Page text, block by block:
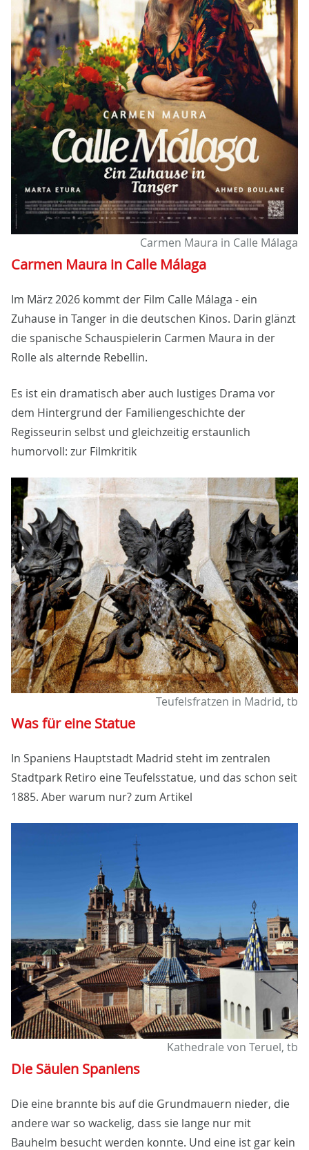
Carmen Maura in Calle Málaga
Carmen Maura in Calle Málaga
Im März 2026 kommt der Film Calle Málaga - ein
Zuhause in Tanger in die deutschen Kinos. Darin glänzt
die spanische Schauspielerin Carmen Maura in der
Rolle als alternde Rebellin.
Es ist ein dramatisch aber auch lustiges Drama vor
dem Hintergrund der Familiengeschichte der
Regisseurin selbst und gleichzeitig erstaunlich
humorvoll: zur Filmkritik
Teufelsfratzen in Madrid, tb
Was für eine Statue
In Spaniens Hauptstadt Madrid steht im zentralen
Stadtpark Retiro eine Teufelsstatue, und das schon seit
1885. Aber warum nur? zum Artikel
Kathedrale von Teruel, tb
Die Säulen Spaniens
Die eine brannte bis auf die Grundmauern nieder, die
andere war so wackelig, dass sie lange nur mit
Bauhelm besucht werden konnte. Und eine ist gar kein